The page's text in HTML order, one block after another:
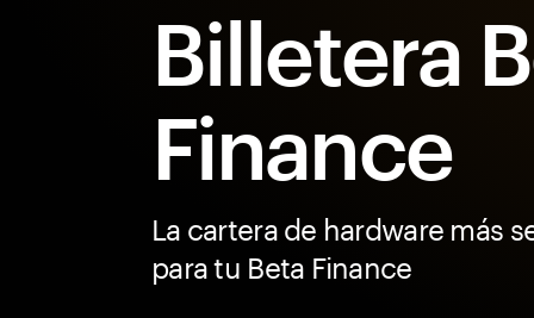
Billetera
Finance
La cartera de hardware más
para tu Beta Finance